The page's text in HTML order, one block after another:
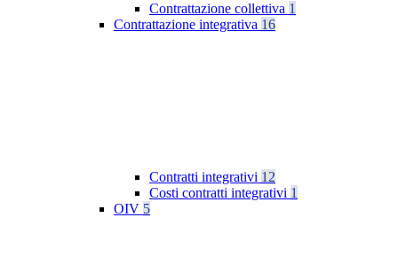
Contrattazione collettiva 1
Contrattazione integrativa 16
Contratti integrativi 12
Costi contratti integrativi 1
OIV 5